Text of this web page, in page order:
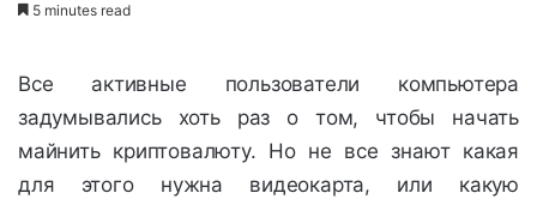
5 minutes read
Все активные пользователи компьютера
задумывались хоть раз о том, чтобы начать
майнить криптовалюту. Но не все знают какая
для этого нужна видеокарта, или какую